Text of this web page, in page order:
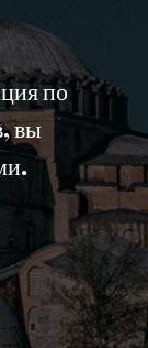
по
вы